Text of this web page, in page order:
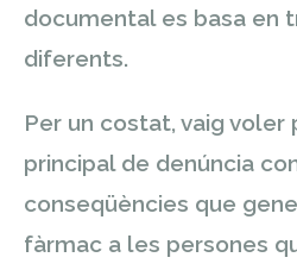
documental es basa en
diferents.
Per un costat, vaig
principal de denúncia
conseqüències que
fàrmac a les persones